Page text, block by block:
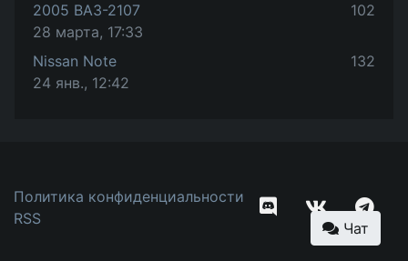
2005 ВАЗ-2107
28 марта, 17:33
102
Nissan Note
24 янв., 12:42
132
Политика конфиденциальности
RSS
Чат